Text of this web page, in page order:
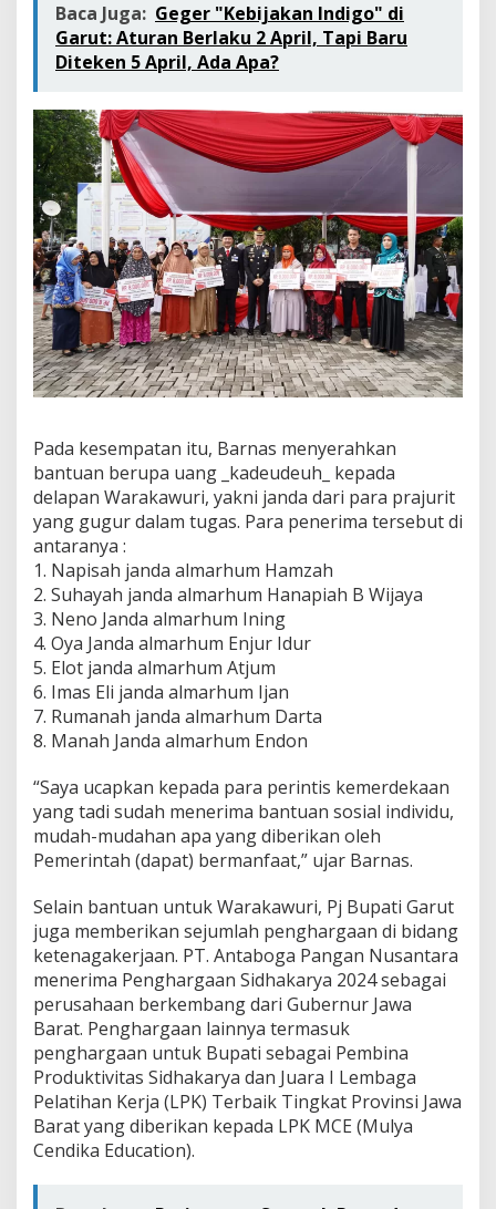
Baca Juga: Geger "Kebijakan Indigo" di
Garut: Aturan Berlaku 2 April, Tapi Baru
Diteken 5 April, Ada Apa?
Pada kesempatan itu, Barnas menyerahkan
bantuan berupa uang _kadeudeuh_ kepada
delapan Warakawuri, yakni janda dari para prajurit
yang gugur dalam tugas. Para penerima tersebut di
antaranya :
1. Napisah janda almarhum Hamzah
2. Suhayah janda almarhum Hanapiah B Wijaya
3. Neno Janda almarhum Ining
4. Oya Janda almarhum Enjur Idur
5. Elot janda almarhum Atjum
6. Imas Eli janda almarhum Ijan
7. Rumanah janda almarhum Darta
8. Manah Janda almarhum Endon
“Saya ucapkan kepada para perintis kemerdekaan
yang tadi sudah menerima bantuan sosial individu,
mudah-mudahan apa yang diberikan oleh
Pemerintah (dapat) bermanfaat,” ujar Barnas.
Selain bantuan untuk Warakawuri, Pj Bupati Garut
juga memberikan sejumlah penghargaan di bidang
ketenagakerjaan. PT. Antaboga Pangan Nusantara
menerima Penghargaan Sidhakarya 2024 sebagai
perusahaan berkembang dari Gubernur Jawa
Barat. Penghargaan lainnya termasuk
penghargaan untuk Bupati sebagai Pembina
Produktivitas Sidhakarya dan Juara I Lembaga
Pelatihan Kerja (LPK) Terbaik Tingkat Provinsi Jawa
Barat yang diberikan kepada LPK MCE (Mulya
Cendika Education).